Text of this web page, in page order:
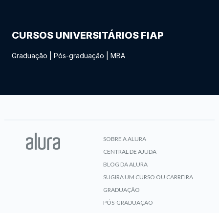
CURSOS UNIVERSITÁRIOS FIAP
Graduação Pós-graduação MBA
SOBRE A ALURA
CENTRAL DE AJUDA
BLOG DA ALURA
SUGIRA UM CURSO OU CARREIRA
GRADUAÇÃO
PÓS-GRADUAÇÃO